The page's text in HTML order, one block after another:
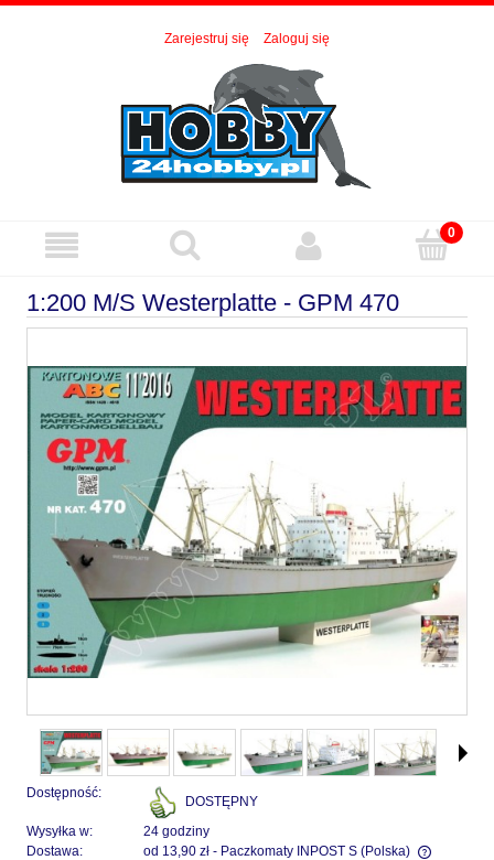
Zarejestruj się Zaloguj się
1:200 M/S Westerplatte - GPM 470
Dostępność:
DOSTĘPNY
Wysyłka w:
24 godziny
Dostawa:
od 13,90 zł - Paczkomaty INPOST S (Polska)